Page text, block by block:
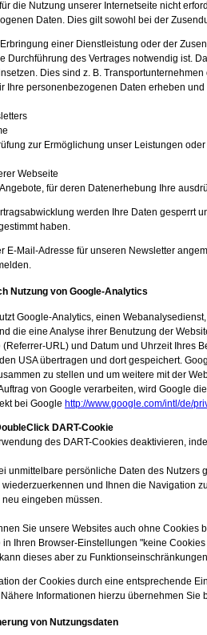
die Nutzung unserer Internetseite nicht
Daten. Dies gilt sowohl bei der
einer Dienstleistung oder der
Durchführung des Vertrages notwendig ist.
Dies sind z. B.
Ihre personenbezogenen Daten erheben
zur Ermöglichung unser Leistungen oder
Webseite
für deren Datenerhebung Ihre
werden Ihre Daten gesperrt
haben.
E-Mail-Adresse für unseren Newsletter
Nutzung von Google-Analytics
Google-Analytics, einen
die eine Analyse ihrer Benutzung der
URL) und Datum und Uhrzeit Ihres
USA übertragen und dort gespeichert.
zu stellen und um weitere mit der
von Google verarbeiten, wird Google
bei Google http://www.google.com/intl/de/
DART-Cookie
des DART-Cookies deaktivieren,
unmittelbare persönliche Daten des
und Ihnen die Navigation
eingeben müssen.
Sie unsere Websites auch ohne Cookies
Ihren Browser-Einstellungen "keine
dieses aber zu
der Cookies durch eine entsprechende
Informationen hierzu übernehmen
von Nutzungsdaten